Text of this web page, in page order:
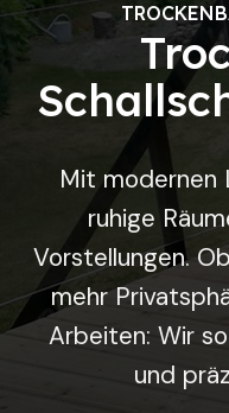
Mit modernen
ruhige
Vorstellungen.
mehr
Arbeiten: Wir
und